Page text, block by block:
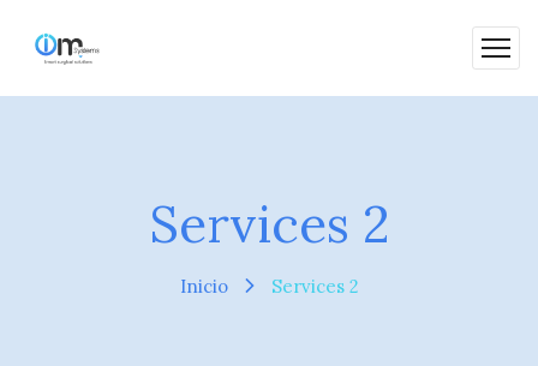
Services 2
Inicio Services 2